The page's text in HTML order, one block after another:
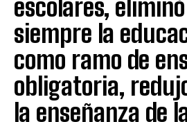
escolares,
siempre la
como ramo de
obligatoria,
la enseñanza de